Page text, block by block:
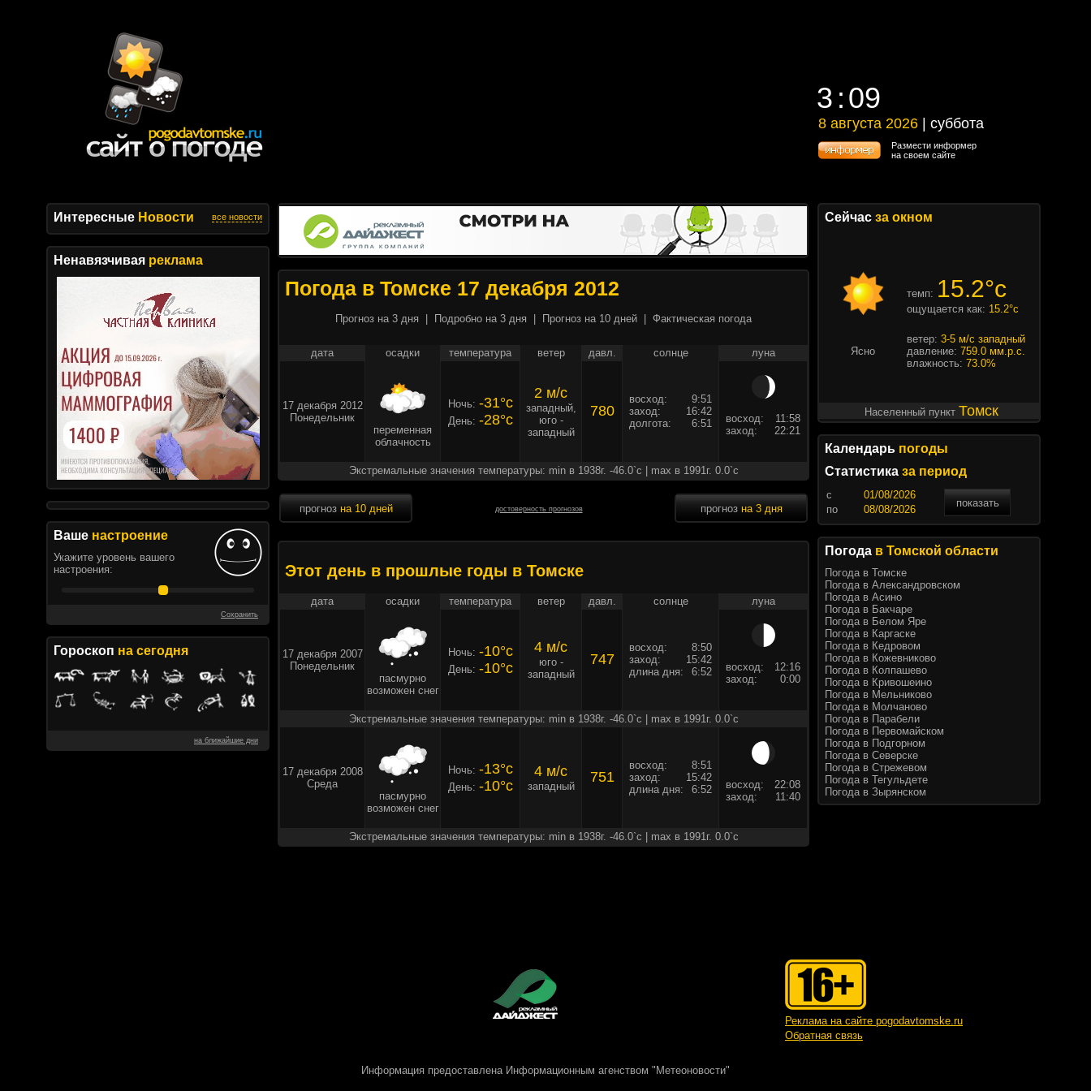
3 :09
3 :09
8 августа 2026 | суббота
8 августа 2026 | суббота
Размести информер
на своем сайте
Интересные Новости все новости
Ненавязчивая реклама
Ваше настроение
Укажите уровень вашего
настроения:
Сохранить
Гороскоп на сегодня
на ближайшие дни
Погода в Томске 17 декабря 2012
Прогноз на 3 дня Подробно на 3 дня Прогноз на 10 дней Фактическая погода
дата осадки температура ветер давл. солнце луна
17 декабря 2012
Понедельник
переменная
облачность
Ночь: -31°c
День: -28°c
2 м/c
западный,
юго -
западный
780
восход:
9:51
заход:
16:42
долгота:
6:51 восход:
11:58
заход:
22:21
Экстремальные значения температуры: min в 1938г. -46.0`c | max в 1991г. 0.0`c
прогноз на 10 дней достоверность прогнозов прогноз на 3 дня
Этот день в прошлые годы в Томске
дата осадки температура ветер давл. солнце луна
17 декабря 2007
Понедельник
пасмурно
возможен снег
Ночь: -10°c
День: -10°c
4 м/c
юго -
западный
747
восход:
8:50
заход:
15:42
длина дня:
6:52 восход:
12:16
заход:
0:00
Экстремальные значения температуры: min в 1938г. -46.0`c | max в 1991г. 0.0`c
17 декабря 2008
Среда
пасмурно
возможен снег
Ночь: -13°c
День: -10°c
4 м/c
западный
751
восход:
8:51
заход:
15:42
длина дня:
6:52 восход:
22:08
заход:
11:40
Экстремальные значения температуры: min в 1938г. -46.0`c | max в 1991г. 0.0`c
Сейчас за окном
темп: 15.2°c
ощущается как: 15.2°c
Ясно
ветер: 3-5 м/с западный
давление: 759.0 мм.р.с.
влажность: 73.0%
Населенный пункт Томск
Календарь погоды
Статистика за период
c
показать
по
Погода в Томской области
Погода в Томске
Погода в Александровском
Погода в Асино
Погода в Бакчаре
Погода в Белом Яре
Погода в Каргаске
Погода в Кедровом
Погода в Кожевниково
Погода в Колпашево
Погода в Кривошеино
Погода в Мельниково
Погода в Молчаново
Погода в Парабели
Погода в Первомайском
Погода в Подгорном
Погода в Северске
Погода в Стрежевом
Погода в Тегульдете
Погода в Зырянском
Реклама на сайте pogodavtomske.ru
Обратная связь
Информация предоставлена Информационным агенством "Метеоновости"